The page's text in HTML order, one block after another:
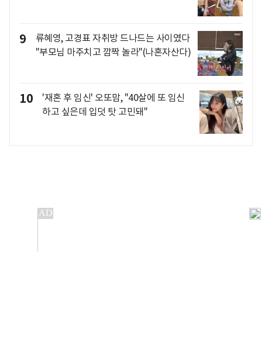
9
류혜영, 고경표 자취방 드나드는 사이였다
"부모님 마주치고 깜짝 놀라"(나혼자산다)
10
'재혼 후 임신' 오또맘, "40살에 또 임신
하고 싶은데 입덧 탓 고민돼"